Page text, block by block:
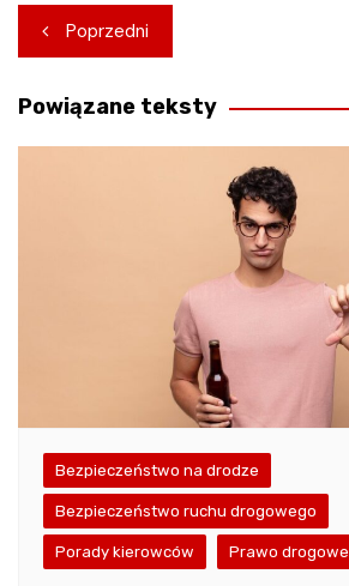
Nawigacja
wpisu
Poprzedni
Powiązane teksty
Bezpieczeństwo na drodze
Bezpieczeństwo ruchu drogowego
Porady kierowców Prawo drogowe